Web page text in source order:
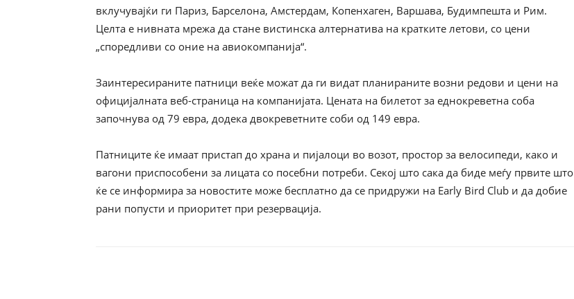
вклучувајќи ги Париз, Барселона, Амстердам, Копенхаген, Варшава, Будимпешта и Рим.
Целта е нивната мрежа да стане вистинска алтернатива на кратките летови, со цени
„споредливи со оние на авиокомпанија“.
Заинтересираните патници веќе можат да ги видат планираните возни редови и цени на
официјалната веб-страница на компанијата. Цената на билетот за еднокреветна соба
започнува од 79 евра, додека двокреветните соби од 149 евра.
Патниците ќе имаат пристап до храна и пијалоци во возот, простор за велосипеди, како и
вагони приспособени за лицата со посебни потреби. Секој што сака да биде меѓу првите што
ќе се информира за новостите може бесплатно да се придружи на Early Bird Club и да добие
рани попусти и приоритет при резервација.